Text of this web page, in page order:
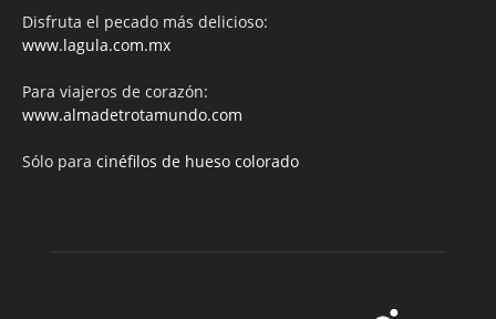
Disfruta el pecado más delicioso:
www.lagula.com.mx
Para viajeros de corazón:
www.almadetrotamundo.com
Sólo para cinéfilos de hueso colorado